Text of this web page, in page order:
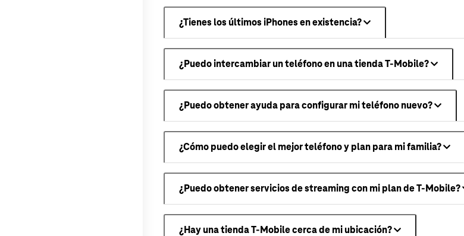
¿Tienes los últimos iPhones en existencia?
¿Puedo intercambiar un teléfono en una tienda T-Mobile?
¿Puedo obtener ayuda para configurar mi teléfono nuevo?
¿Cómo puedo elegir el mejor teléfono y plan para mi familia?
¿Puedo obtener servicios de streaming con mi plan de T-Mobile?
¿Hay una tienda T-Mobile cerca de mi ubicación?